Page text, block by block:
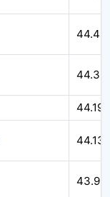
44.195
44.135